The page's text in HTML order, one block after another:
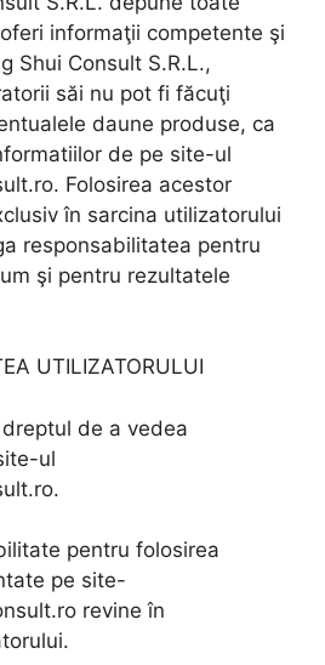
informaţii competente şi
Shui Consult S.R.L.,
săi nu pot fi făcuţi
daune produse, ca
de pe site-ul
Folosirea acestor
în sarcina utilizatorului
responsabilitatea pentru
şi pentru rezultatele
UTILIZATORULUI
de a vedea
ul
pentru folosirea
pe site-
revine în